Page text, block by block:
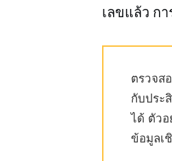
เลขแล้ว ก
ตรวจส
กับประ
ได้ ตัวอ
ข้อมูลเ